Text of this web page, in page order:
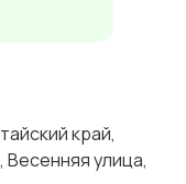
край,
Весенняя улица,